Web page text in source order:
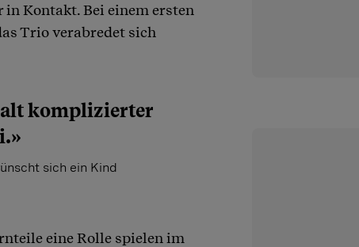
Kontakt. Bei einem ersten
Trio verabredet sich
komplizierter
sich ein Kind
eine Rolle spielen im